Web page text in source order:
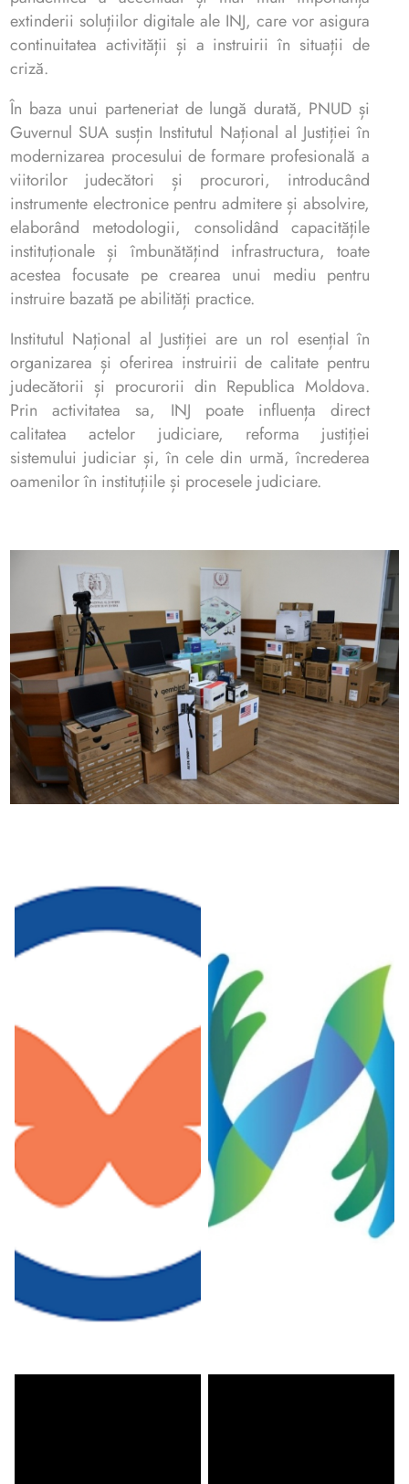
extinderii soluțiilor digitale ale INJ, care vor asigura
continuitatea activității și a instruirii în situații de
criză.
În baza unui parteneriat de lungă durată, PNUD și
Guvernul SUA susțin Institutul Național al Justiției în
modernizarea procesului de formare profesională a
viitorilor judecători și procurori, introducând
instrumente electronice pentru admitere și absolvire,
elaborând metodologii, consolidând capacitățile
instituționale și îmbunătățind infrastructura, toate
acestea focusate pe crearea unui mediu pentru
instruire bazată pe abilități practice.
Institutul Național al Justiției are un rol esențial în
organizarea și oferirea instruirii de calitate pentru
judecătorii și procurorii din Republica Moldova.
Prin activitatea sa, INJ poate influența direct
calitatea actelor judiciare, reforma justiției
sistemului judiciar și, în cele din urmă, încrederea
oamenilor în instituțiile și procesele judiciare.